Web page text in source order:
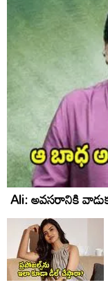
Ali: అవసరానికి